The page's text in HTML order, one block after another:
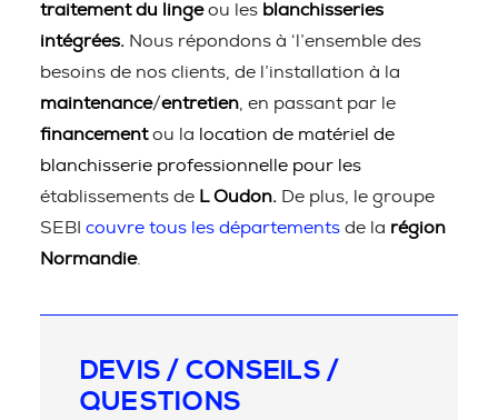
traitement du lingeou les blanchisseries
intégrées. Nous répondons à ‘l’ensemble des
besoins de nos clients, de l’installation à la
maintenance/entretien , en passant par le
financementou la location de matériel de
blanchisserie professionnelle pour les
établissements de L Oudon. De plus, le groupe
SEBI couvre tous les départements de la région
Normandie.
DEVIS / CONSEILS /
QUESTIONS